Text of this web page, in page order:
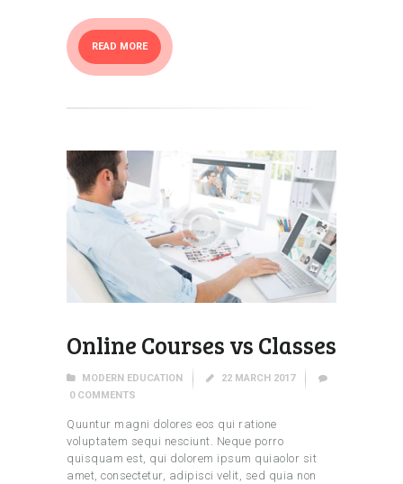
READ MORE
Online Courses vs Classes
MODERN EDUCATION
22 MARCH 2017
0 COMMENTS
Quuntur magni dolores eos qui ratione
voluptatem sequi nesciunt. Neque porro
quisquam est, qui dolorem ipsum quiaolor sit
amet, consectetur, adipisci velit, sed quia non